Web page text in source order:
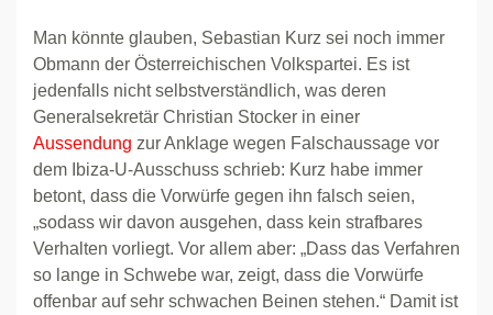
Man könnte glauben, Sebastian Kurz sei noch immer
Obmann der Österreichischen Volkspartei. Es ist
jedenfalls nicht selbstverständlich, was deren
Generalsekretär Christian Stocker in einer
Aussendung zur Anklage wegen Falschaussage vor
dem Ibiza-U-Ausschuss schrieb: Kurz habe immer
betont, dass die Vorwürfe gegen ihn falsch seien,
„sodass wir davon ausgehen, dass kein strafbares
Verhalten vorliegt. Vor allem aber: „Dass das Verfahren
so lange in Schwebe war, zeigt, dass die Vorwürfe
offenbar auf sehr schwachen Beinen stehen.“ Damit ist